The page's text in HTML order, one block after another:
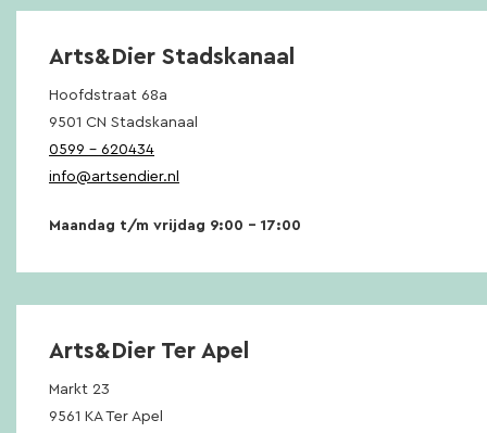
Arts&Dier Stadskanaal
Hoofdstraat 68a
9501 CN Stadskanaal
0599 – 620434
info@artsendier.nl
Maandag t/m vrijdag 9:00 – 17:00
Arts&Dier Ter Apel
Markt 23
9561 KA Ter Apel